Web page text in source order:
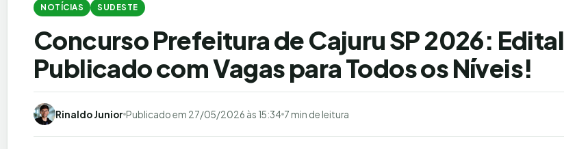
NOTÍCIAS SUDESTE
Concurso Prefeitura de Cajuru SP 2026: Edital
Publicado com Vagas para Todos os Níveis!
Rinaldo Junior Publicado em 27/05/2026 às 15:34 7 min de leitura